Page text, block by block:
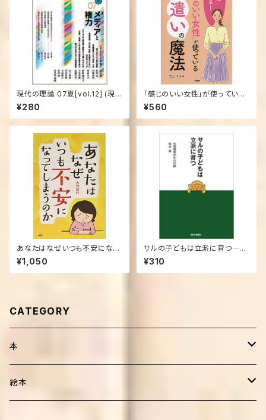
現代の理論 07夏[vol.12] (現
代の理論) (単行本)
¥280
「感じのいい女性」が使っている
気遣いの魔法―すぐに使える!
¥560
あなたはなぜいつも不安になっ
てしまうのか 単行本 – 2018/1
0/1
¥1,050
サルの子どもは立派に育つ―生
態観察30年の記録 単行本
¥310
CATEGORY
本
健康・療法・医薬
絵本